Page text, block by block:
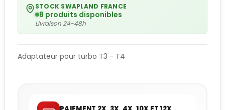
STOCK SWAPLAND FRANCE
8 produits disponibles
Livraison 24-48h
Adaptateur pour turbo T3 - T4